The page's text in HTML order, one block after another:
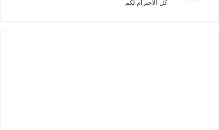
ل
كل الاحترام لكم